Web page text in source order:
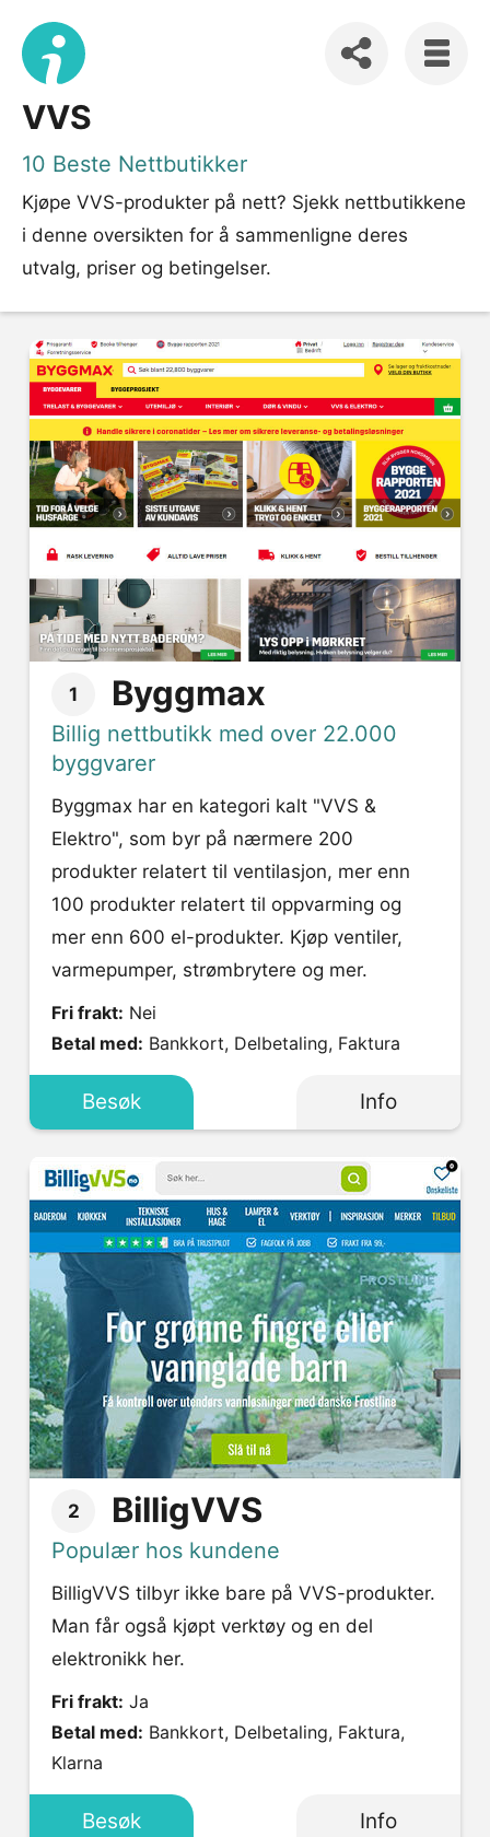
VVS
10 Beste Nettbutikker
Kjøpe VVS-produkter på nett? Sjekk nettbutikkene
i denne oversikten for å sammenligne deres
utvalg, priser og betingelser.
1 Byggmax
Billig nettbutikk med over 22.000
byggvarer
Byggmax har en kategori kalt "VVS &
Elektro", som byr på nærmere 200
produkter relatert til ventilasjon, mer enn
100 produkter relatert til oppvarming og
mer enn 600 el-produkter. Kjøp ventiler,
varmepumper, strømbrytere og mer.
Fri frakt: Nei
Betal med: Bankkort, Delbetaling, Faktura
Besøk Info
2 BilligVVS
Populær hos kundene
BilligVVS tilbyr ikke bare på VVS-produkter.
Man får også kjøpt verktøy og en del
elektronikk her.
Fri frakt: Ja
Betal med:
Klarna
Besøk Info